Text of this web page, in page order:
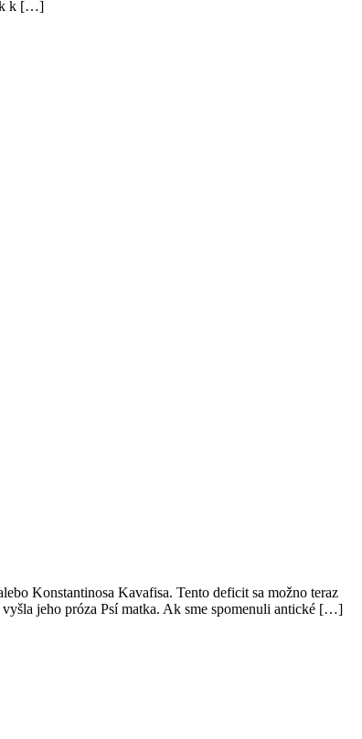
k […]
Konstantinosa Kavafisa. Tento deficit sa možno teraz
vyšla jeho próza Psí matka. Ak sme spomenuli antické […]